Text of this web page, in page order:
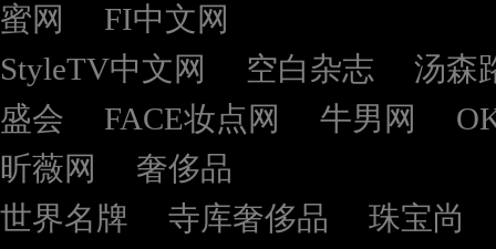
蜜网
FI中文网
StyleTV中文网
空白杂志
汤森
盛会
FACE妆点网 牛男网
昕薇网
奢侈品
世界名牌
寺库奢侈品
珠宝尚